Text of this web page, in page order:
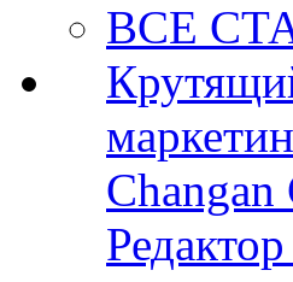
ВСЕ
Changan